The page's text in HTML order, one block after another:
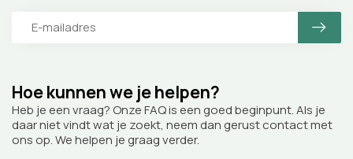
Hoe kunnen we je helpen?
Heb je een vraag? Onze FAQ is een goed beginpunt. Als je
daar niet vindt wat je zoekt, neem dan gerust contact met
ons op. We helpen je graag verder.